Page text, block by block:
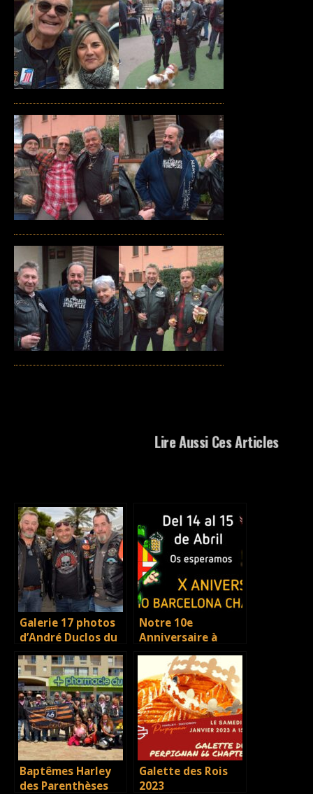
Galerie 17 photos
d’André Duclos du
24 septembre 2022
Notre 10e
Anniversaire à
Lloret de Mar,
Espagne
Baptêmes Harley
des Parenthèses
Galette des Rois
2023